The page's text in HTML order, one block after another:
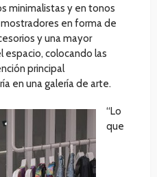
minimalistas y en tonos
en forma de
y una mayor
espacio, colocando las
principal
en una galería de arte.
“Lo
que